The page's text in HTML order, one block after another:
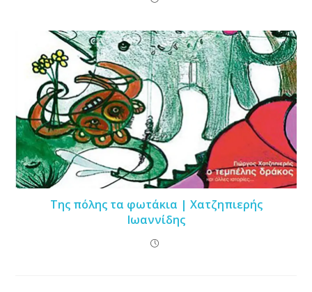
Της πόλης τα φωτάκια | Χατζηπιερής
Ιωαννίδης